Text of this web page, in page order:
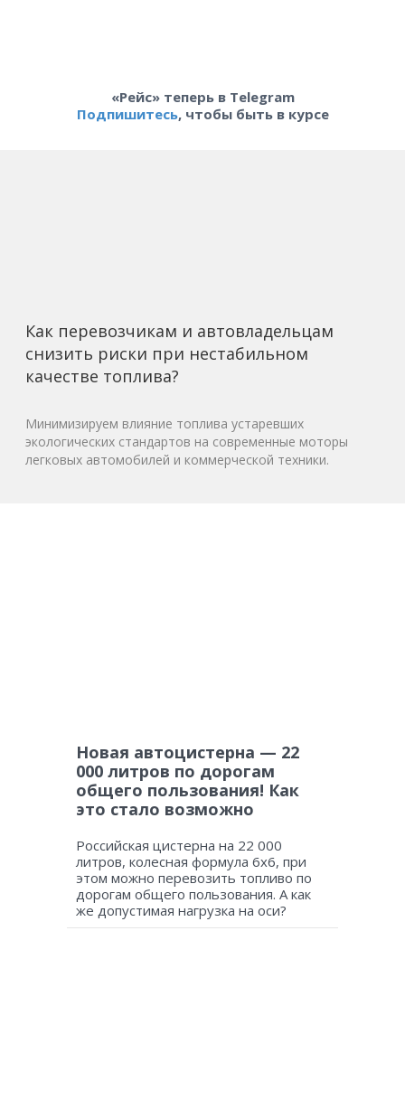
«Рейс» теперь в Telegram
Подпишитесь, чтобы быть в курсе
Как перевозчикам и автовладельцам
снизить риски при нестабильном
качестве топлива?
Минимизируем влияние топлива устаревших
экологических стандартов на современные моторы
легковых автомобилей и коммерческой техники.
Новая автоцистерна — 22
000 литров по дорогам
общего пользования! Как
это стало возможно
Российская цистерна на 22 000
литров, колесная формула 6х6, при
этом можно перевозить топливо по
дорогам общего пользования. А как
же допустимая нагрузка на оси?